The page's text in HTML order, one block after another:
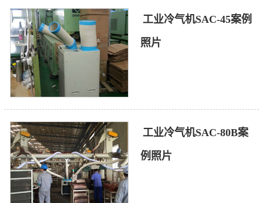
工业冷气机SAC-45案例
照片
工业冷气机SAC-80B案
例照片